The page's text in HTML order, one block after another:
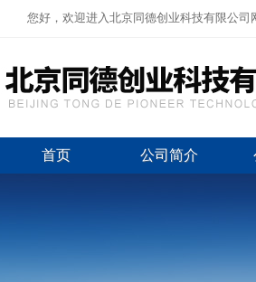
您好，欢迎进入北京同德创业科技有限公司
首页 公司简介